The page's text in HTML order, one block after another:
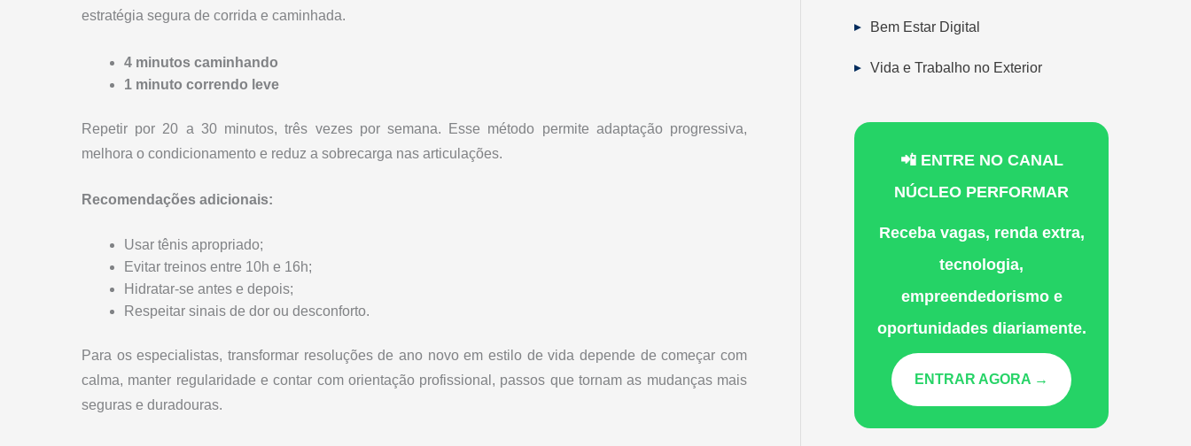
estratégia segura de corrida e caminhada.
4 minutos caminhando
1 minuto correndo leve
Repetir por 20 a 30 minutos, três vezes por semana. Esse método permite adaptação progressiva,
melhora o condicionamento e reduz a sobrecarga nas articulações.
Recomendações adicionais:
Usar tênis apropriado;
Evitar treinos entre 10h e 16h;
Hidratar-se antes e depois;
Respeitar sinais de dor ou desconforto.
Para os especialistas, transformar resoluções de ano novo em estilo de vida depende de começar com
calma, manter regularidade e contar com orientação profissional, passos que tornam as mudanças mais
seguras e duradouras.
Bem Estar Digital
Vida e Trabalho no Exterior
📲 ENTRE NO CANAL
NÚCLEO PERFORMAR
Receba vagas, renda extra,
tecnologia,
empreendedorismo e
oportunidades diariamente.
ENTRAR AGORA →